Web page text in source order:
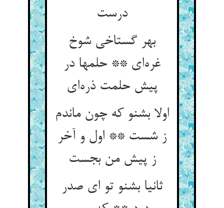
درست
بهر گستاخی شوخ
غره‌ای ** حلمها در
پیش حلمت ذره‌ای
اولا بشنو که چون ماندم
ز شست ** اول و آخر
ز پیش من بجست
ثانیا بشنو تو ای صدر